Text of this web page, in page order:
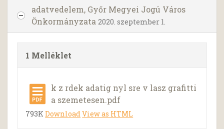
adatvedelem, Győr Megyei Jogú Város
Önkormányzata 2020. szeptember 1.
1 Melléklet
k z rdek adatig nyl sre v lasz grafitti
a szemetesen.pdf
793KDownloadView as HTML